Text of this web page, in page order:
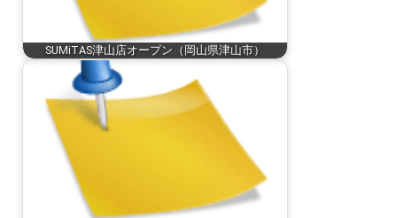
SUMiTAS津山店オープン（岡山県津山市）